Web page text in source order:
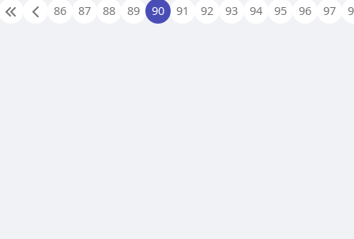
86
87 88 89 90 91 92 93 94 95 96 97